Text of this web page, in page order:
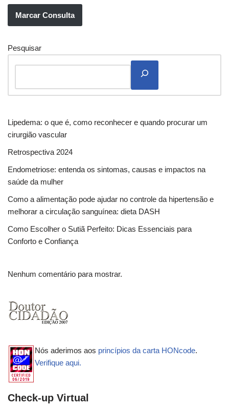
Marcar Consulta
Pesquisar
Lipedema: o que é, como reconhecer e quando procurar um
cirurgião vascular
Retrospectiva 2024
Endometriose: entenda os sintomas, causas e impactos na
saúde da mulher
Como a alimentação pode ajudar no controle da hipertensão e
melhorar a circulação sanguínea: dieta DASH
Como Escolher o Sutiã Perfeito: Dicas Essenciais para
Conforto e Confiança
Nenhum comentário para mostrar.
Nós aderimos aos princípios da carta HONcode.
Verifique aqui.
Check-up Virtual